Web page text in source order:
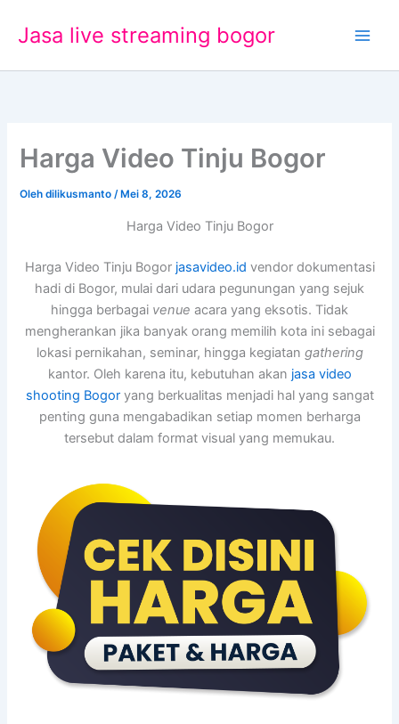
Jasa live streaming bogor
Harga Video Tinju Bogor
Olehdilikusmanto/ Mei 8, 2026
Harga Video Tinju Bogor
Harga Video Tinju Bogor jasavideo.id vendor dokumentasi
hadi di Bogor, mulai dari udara pegunungan yang sejuk
hingga berbagai venue acara yang eksotis. Tidak
mengherankan jika banyak orang memilih kota ini sebagai
lokasi pernikahan, seminar, hingga kegiatan gathering
kantor. Oleh karena itu, kebutuhan akan jasa video
shooting Bogoryang berkualitas menjadi hal yang sangat
penting guna mengabadikan setiap momen berharga
tersebut dalam format visual yang memukau.